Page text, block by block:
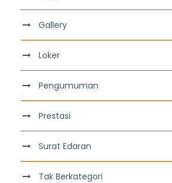
Gallery
Loker
Pengumuman
Prestasi
Surat Edaran
Tak Berkategori